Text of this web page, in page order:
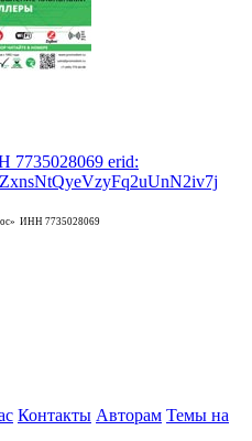
ИНН 7735028069
Контакты Авторам Темы на